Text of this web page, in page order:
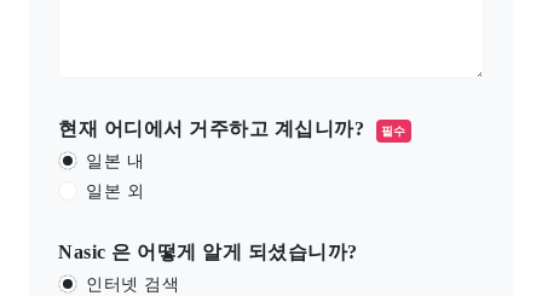
현재 어디에서 거주하고 계십니까? 필수
일본 내
일본 외
Nasic 은 어떻게 알게 되셨습니까?
인터넷 검색